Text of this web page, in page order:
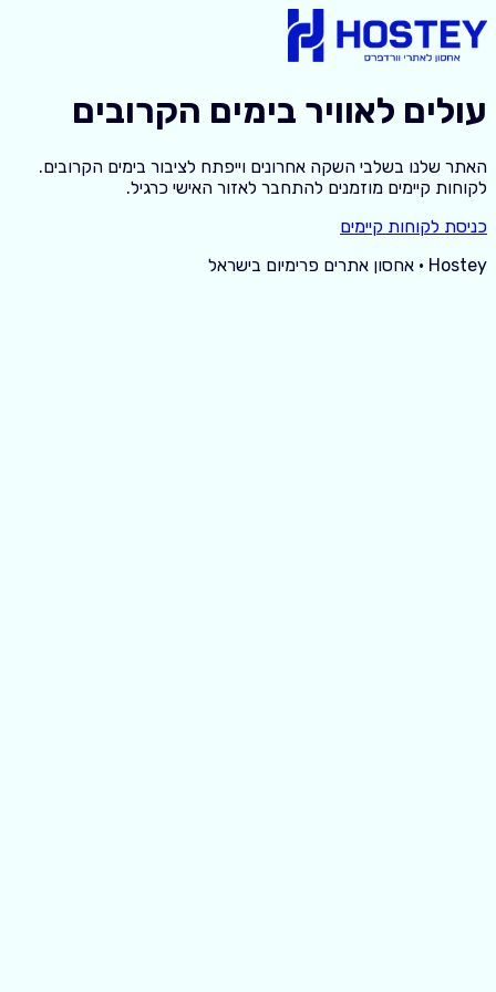
עולים לאוויר בימים הקרובים
האתר שלנו בשלבי השקה אחרונים וייפתח לציבור בימים הקרובים.
לקוחות קיימים מוזמנים להתחבר לאזור האישי כרגיל.
כניסת לקוחות קיימים
Hostey · אחסון אתרים פרימיום בישראל